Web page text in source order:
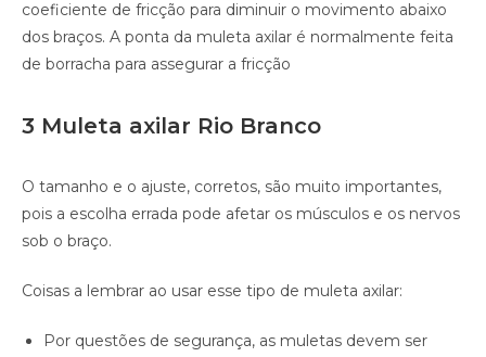
coeficiente de fricção para diminuir o movimento abaixo
dos braços. A ponta da muleta axilar é normalmente feita
de borracha para assegurar a fricção
3 Muleta axilar Rio Branco
O tamanho e o ajuste, corretos, são muito importantes,
pois a escolha errada pode afetar os músculos e os nervos
sob o braço.
Coisas a lembrar ao usar esse tipo de muleta axilar:
Por questões de segurança, as muletas devem ser